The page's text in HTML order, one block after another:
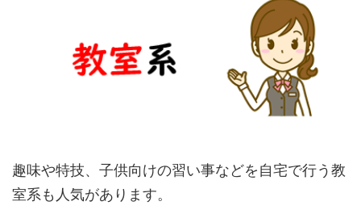
趣味や特技、子供向けの習い事などを自宅で行う教
室系も人気があります。